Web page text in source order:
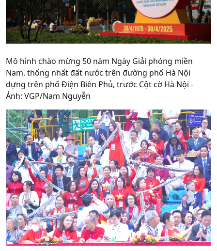
Mô hình chào mừng 50 năm Ngày Giải phóng miền
Nam, thống nhất đất nước trên đường phố Hà Nội
dựng trên phố Điện Biên Phủ, trước Cột cờ Hà Nội -
Ảnh: VGP/Nam Nguyễn